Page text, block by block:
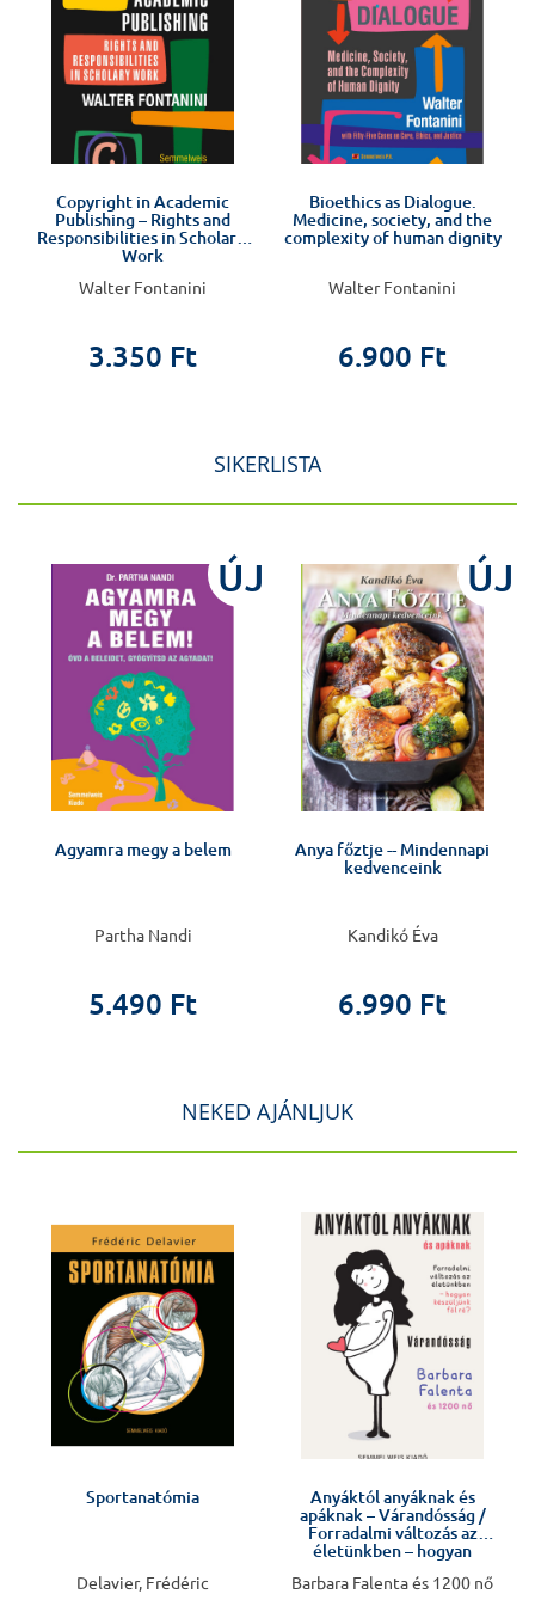
Copyright in Academic
Publishing – Rights and
Responsibilities in Scholarly
Work
Walter Fontanini
3.350 Ft
Bioethics as Dialogue.
Medicine, society, and the
complexity of human dignity
Walter Fontanini
6.900 Ft
SIKERLISTA
ÚJ
Agyamra megy a belem
Partha Nandi
5.490 Ft
ÚJ
Anya főztje -- Mindennapi
kedvenceink
Kandikó Éva
6.990 Ft
NEKED AJÁNLJUK
Sportanatómia
Delavier, Frédéric
Anyáktól anyáknak és
apáknak – Várandósság /
Forradalmi változás az
életünkben – hogyan
Barbara Falenta és 1200 nő